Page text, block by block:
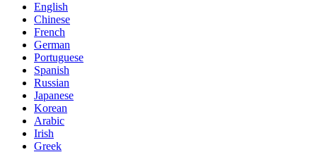
English
Chinese
French
German
Portuguese
Spanish
Russian
Japanese
Korean
Arabic
Irish
Greek